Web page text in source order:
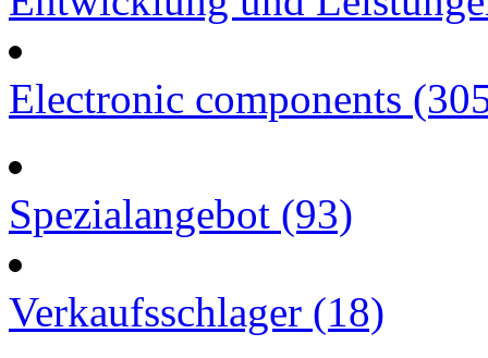
Electronic components
Spezialangebot (93)
Verkaufsschlager (18)